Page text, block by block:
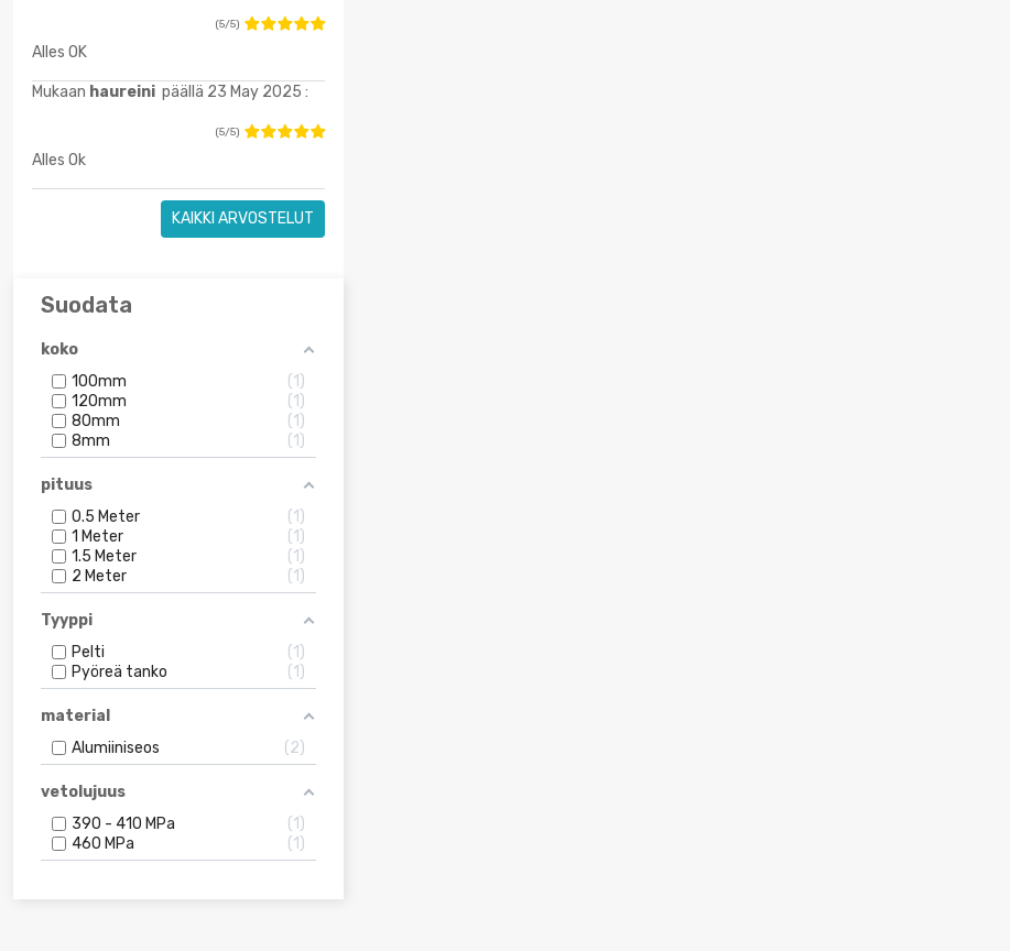
(5/5)
Alles OK
Mukaan haureini päällä 23 May 2025 :
(5/5)
Alles Ok
KAIKKI ARVOSTELUT
Suodata
koko
100mm
1
120mm
1
80mm
1
8mm
1
pituus
0.5 Meter
1
1 Meter
1
1.5 Meter
1
2 Meter
1
Tyyppi
Pelti
1
Pyöreä tanko
1
material
Alumiiniseos
2
vetolujuus
390 - 410 MPa
1
460 MPa
1